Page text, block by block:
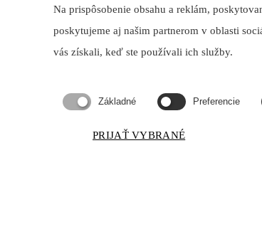
Lulu Cakes
Autowäsche
Auftragsnähen
Juwelierladen und Pfandhaus
Fahrschule
Geschenkeladen
Na prispôsobenie obsahu a reklám,
poskytujeme aj našim partnerom v oblasti
vás získali, keď ste používali ich služby.
Základné Preferencie
PRIJAŤ VYBRANÉ